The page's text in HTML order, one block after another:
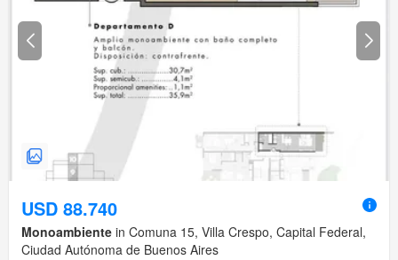
USD 88.740
Monoambiente in Comuna 15, Villa Crespo, Capital Federal,
Ciudad Autónoma de Buenos Aires